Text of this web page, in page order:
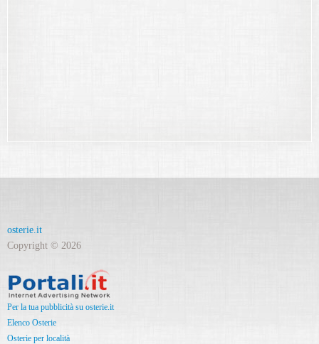
osterie.it
Copyright © 2026
Per la tua pubblicità su osterie.it
Elenco Osterie
Osterie per località